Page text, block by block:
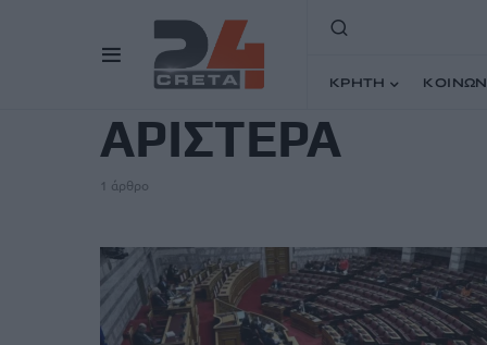
ΚΡΗΤΗ
ΑΡΙΣΤΕΡΑ
1 άρθρο